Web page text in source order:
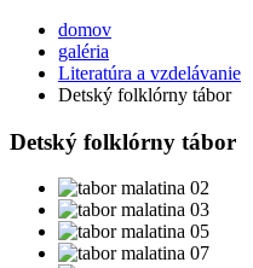
domov
galéria
Literatúra a vzdelávanie
Detský folklórny tábor
Detský folklórny tábor